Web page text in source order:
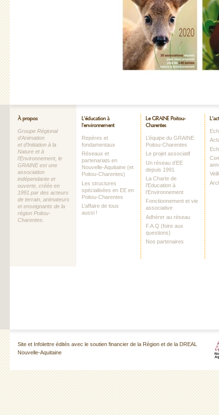
À propos
Groupe Régional
d’Animation
et d’Initiation à la
Nature et à
l’Environnement, le
GRAINE est une
association
indépendante et
ouverte, créée en
1991 par des acteurs
de terrain, animateurs
et enseignants de la
région Poitou-
Charentes.
L’éducation à
l’environnement
Repères et
fondamentaux
Réseaux et
partenariats en
Nouvelle-Aquitaine (et
Poitou-Charentes)
Les structures
spécialisées en EE en
Poitou-Charentes
L’affaire de tous
aussi !
Le GRAINE Poitou-
Charentes
L’équipe du GRAINE
Poitou-Charentes
Le projet associatif
Un réseau d’EE
depuis 1991
La Charte de
l’Education à
l’Environnement
Fonctionnement et vie
associative
Adhérer au réseau
F.A.Q (foire aux
questions)
Nos partenaires
Site et Infolettre édités avec le soutien financier de la Région et de la DREAL
Nouvelle-Aquitaine